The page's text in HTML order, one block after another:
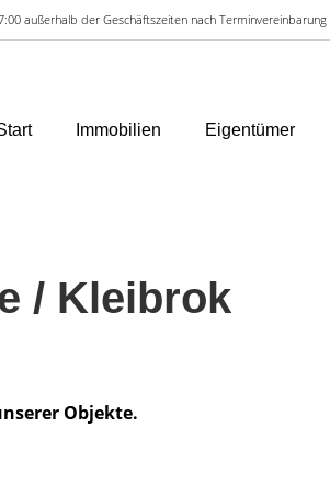
außerhalb der Geschäftszeiten nach Terminvereinbarung
Immobilien Eigentümer
/ Kleibrok
Objekte.